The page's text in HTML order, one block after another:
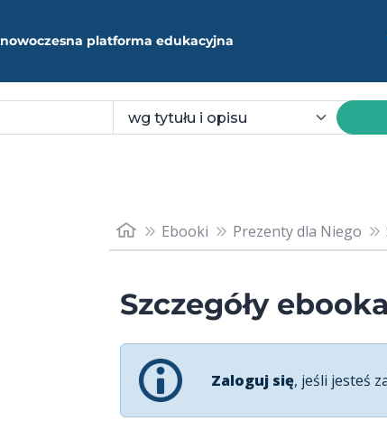
nowoczesna platforma edukacyjna
Ebooki Prezenty dla Niego
Szczegóły ebooka
Zaloguj się, jeśli jesteś